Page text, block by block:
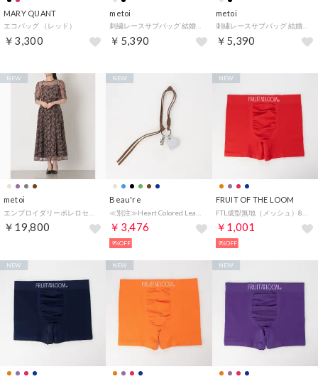
MARY QUANT
エコバッグ （レッド）
￥3,300
metoi
￥5,390
metoi
刺繍レースサブバッグ 結婚式 二次会 パーティー フォーマル オケージョン セレモニー （ブラック）
￥5,390
metoi
￥19,800
NEW
Beau're
￥3,476
NEW
9%OFF
FRUIT OF THE LOOM
￥1,001
NEW
9%OFF
NEW NEW NEW